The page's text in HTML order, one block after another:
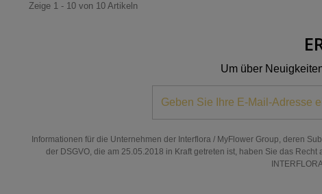
Zeige 1 - 10 von 10 Artikeln
Um über
Informationen für die Unternehmen der Interflora / MyFlower Group, deren
der DSGVO, die am 25.05.2018 in Kraft getreten ist, haben Sie das